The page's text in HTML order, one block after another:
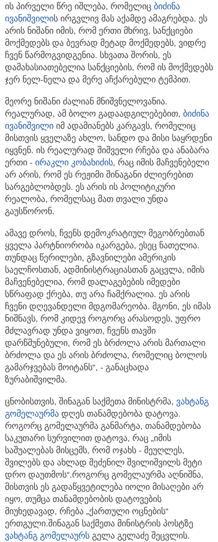
ის პირველი წრე იშლება, რომელიც ბიძინა
ივანიშვილის ირგვლივ მას აქამდე ამაგრებდა. ეს
არის ნიშანი იმის, რომ ერთი მხრივ, სანქციები
მოქმედებს და ბევრად მეტად მოქმედებს, ვიდრე
ჩვენ წარმოგვიდგენია. სხვათა შორის, ეს
დამახასიათებელია სანქციების, რომ ის მოქმედებს
ჯერ ნელ-ნელა და მერე აჩქარებული ტემპით.
მეორე ნიშანი ძალიან მნიშვნელოვანია.
რეალურად, ამ ბოლო გადაადგილებებით, ბიძინა
ივანიშვილი იმ ადამიანებს კარგავს, რომელიც
მისთვის ყველაზე ახლო, სანდო და მისი საყრდენი
იყვნენ. ის რეალურად შიშველი რჩება და ანაბარა
ერთი - ირაკლი კობახიძის, რაც იმის მაჩვენებელი
არ არის, რომ ეს რეჟიმი შინაგანი ძლიერებით
სარგებლობდეს. ეს არის ის პოლიტიკური
რეალობა, რომელსაც მათ თვალი უნდა
გაუსწორონ.
ამავე დროს, ჩვენს დემოკრატიულ მეგობრებთან
ყველა პარტნიორობა იკარგება, ესეც ნათელია.
თუნდაც წერილები, გზავნილები ამერიკის
საელჩოსთან, ადმინისტრაციასთან გაცვლა, იმის
მაჩვენებელია, რომ დალაგებების იმედები
სწრაფად ქრება, თუ არა ჩამქრალია. ეს არის
ჩვენი დღევანდელი მდგომარეობა. მგონი, ეს იმას
ნიშნავს, რომ კიდევ როგორც არასოდეს, უფრო
მძლავრად უნდა ვიყოთ, ჩვენს თავში
დარწმუნებული, რომ ეს ბრძოლა არის მართალი
ბრძოლა და ეს არის ბრძოლა, რომელიც ბოლოს
გამარჯვებას მოიტანს“, - განაცხადა
ზურაბიშვილმა.
ცნობისთვის, შინაგან საქმეთა მინისტრმა, ვახტანგ
გომელაურმა დღეს თანამდებობა დატოვა.
როგორც გომელაურმა განმარტა, თანამდებობა
საკუთარი სურვილით დატოვა, რაც „იმის
საშუალებას მისცემს, რომ ოჯახს - მეუღლეს,
შვილებს და ახლად შეძენილ შვილიშვილს მეტი
დრო დაუთმოს“.როგორც გომელაურმა აღნიშნა,
მისთვის ეს გადაწყვეტილება იოლი მისაღები არ
იყო, თუმცა თანამდებობის დატოვების
მიუხედავად, რჩება „ქართული ოცნების“
ერთგული.შინაგან საქმეთა მინისტრის პოსტზე
ვახტანგ გომელაურს გელა გელაძე შეცვლის.